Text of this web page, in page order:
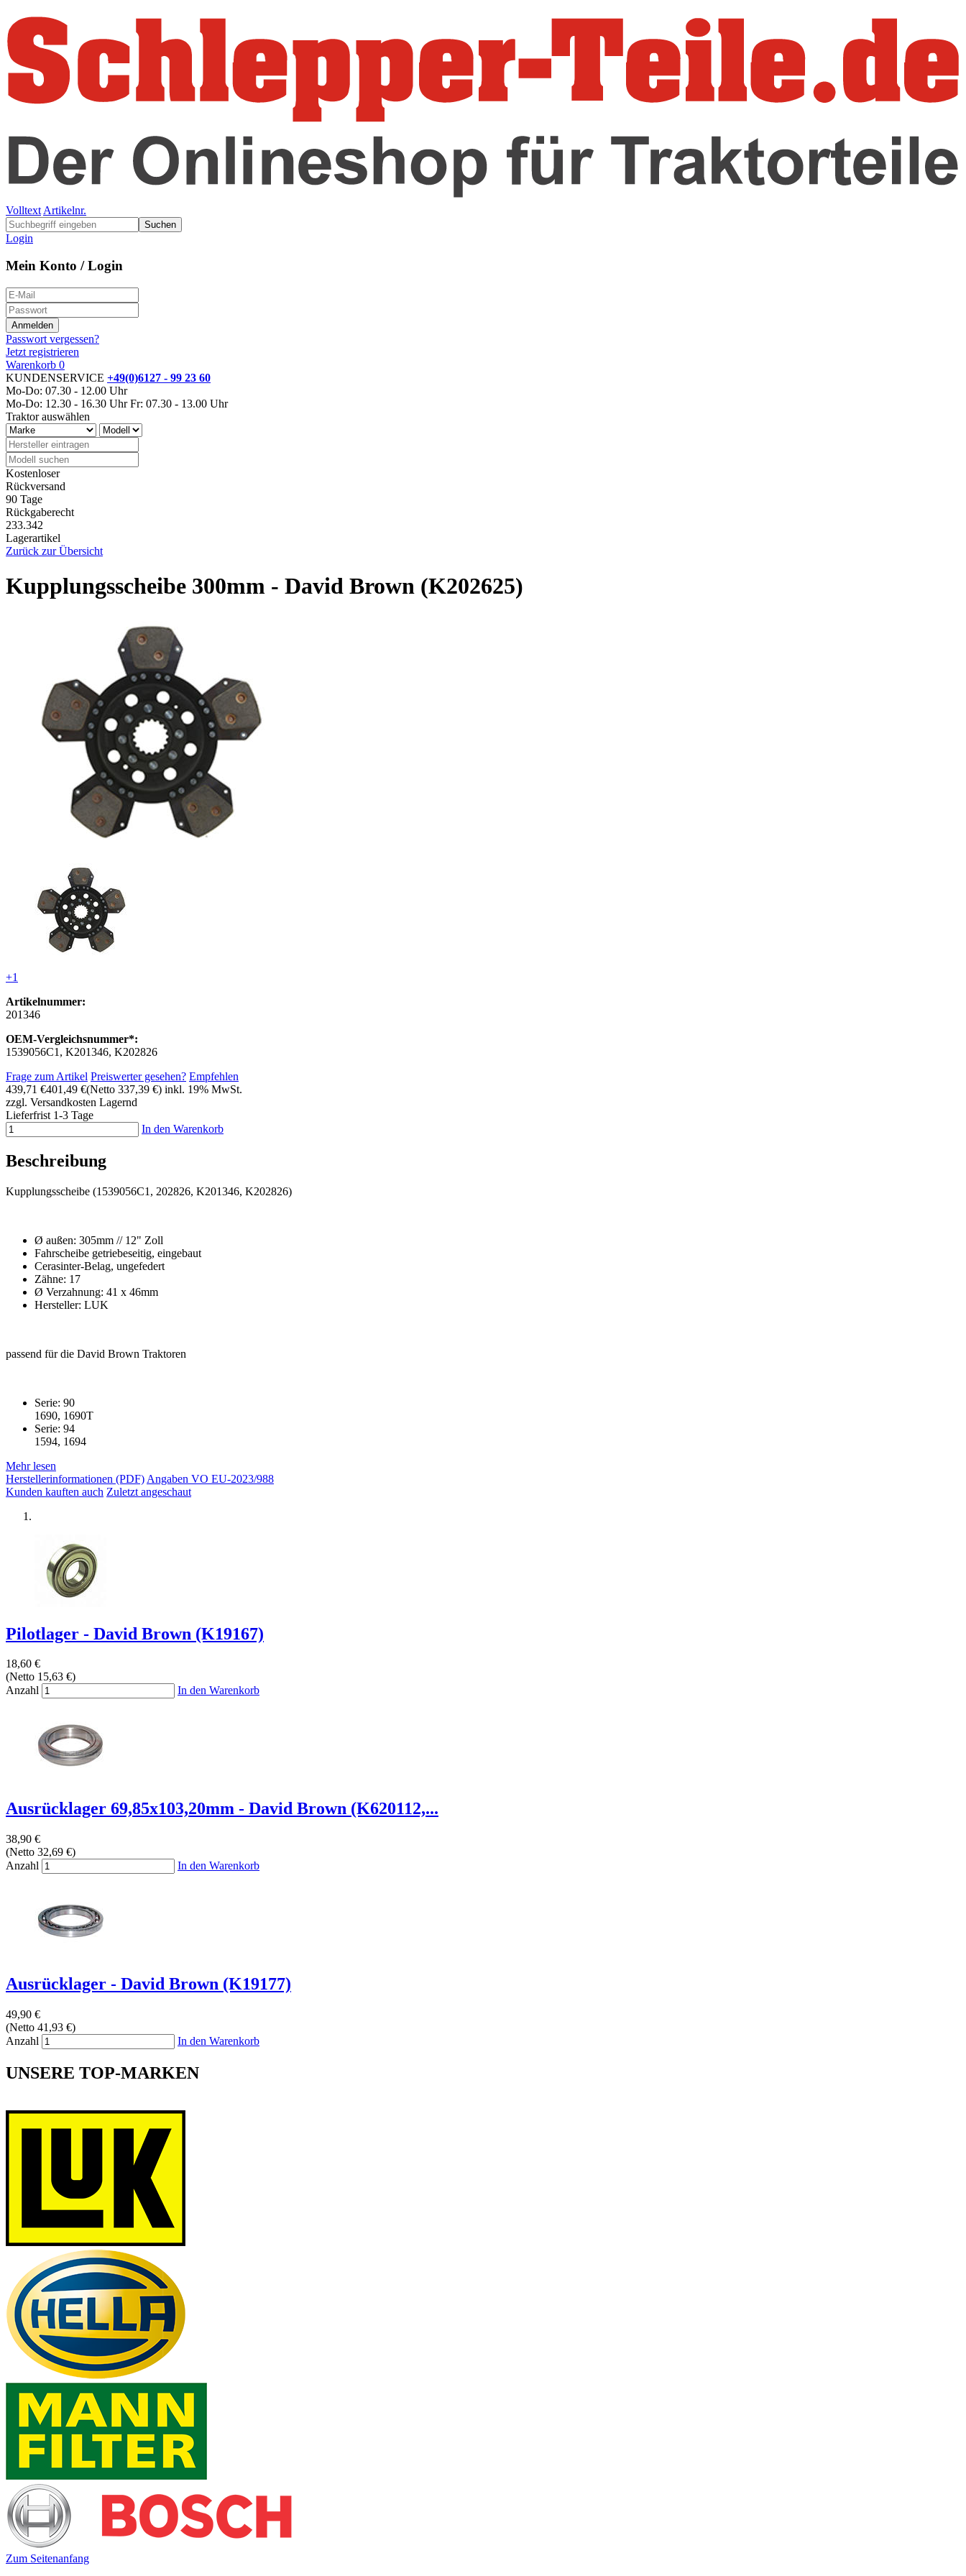
Volltext Artikelnr.
Suchen
Login
Mein Konto / Login
Passwort vergessen?
Jetzt registrieren
Warenkorb 0
KUNDENSERVICE +49(0)6127 - 99 23 60
Mo-Do: 07.30 - 12.00 Uhr
Mo-Do: 12.30 - 16.30 Uhr Fr: 07.30 - 13.00 Uhr
Traktor auswählen
Kostenloser
Rückversand
90 Tage
Rückgaberecht
233.342
Lagerartikel
Zurück zur Übersicht
Kupplungsscheibe 300mm - David Brown (K202625)
+1
Artikelnummer:
201346
OEM-Vergleichsnummer*:
1539056C1, K201346, K202826
Frage zum Artikel Preiswerter gesehen? Empfehlen
439,71 €401,49 €(Netto 337,39 €) inkl. 19% MwSt.
zzgl. Versandkosten Lagernd
Lieferfrist 1-3 Tage
In den Warenkorb
Beschreibung
Kupplungsscheibe (1539056C1, 202826, K201346, K202826)
Ø außen: 305mm // 12" Zoll
Fahrscheibe getriebeseitig, eingebaut
Cerasinter-Belag, ungefedert
Zähne: 17
Ø Verzahnung: 41 x 46mm
Hersteller: LUK
passend für die David Brown Traktoren
Serie: 90
1690, 1690T
Serie: 94
1594, 1694
Mehr lesen
Herstellerinformationen (PDF) Angaben VO EU-2023/988
Kunden kauften auch Zuletzt angeschaut
Pilotlager - David Brown (K19167)
18,60 €
(Netto 15,63 €)
Anzahl
In den Warenkorb
Ausrücklager 69,85x103,20mm - David Brown (K620112,...
38,90 €
(Netto 32,69 €)
Anzahl
In den Warenkorb
Ausrücklager - David Brown (K19177)
49,90 €
(Netto 41,93 €)
Anzahl
In den Warenkorb
UNSERE TOP-MARKEN
Zum Seitenanfang